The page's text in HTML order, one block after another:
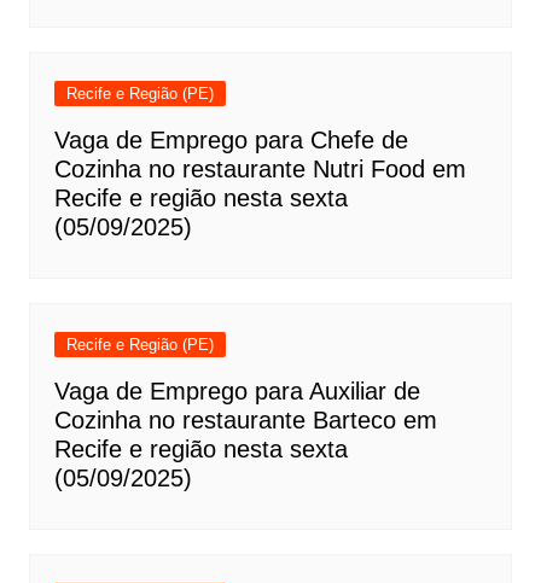
Recife e Região (PE)
Vaga de Emprego para Chefe de
Cozinha no restaurante Nutri Food em
Recife e região nesta sexta
(05/09/2025)
Recife e Região (PE)
Vaga de Emprego para Auxiliar de
Cozinha no restaurante Barteco em
Recife e região nesta sexta
(05/09/2025)